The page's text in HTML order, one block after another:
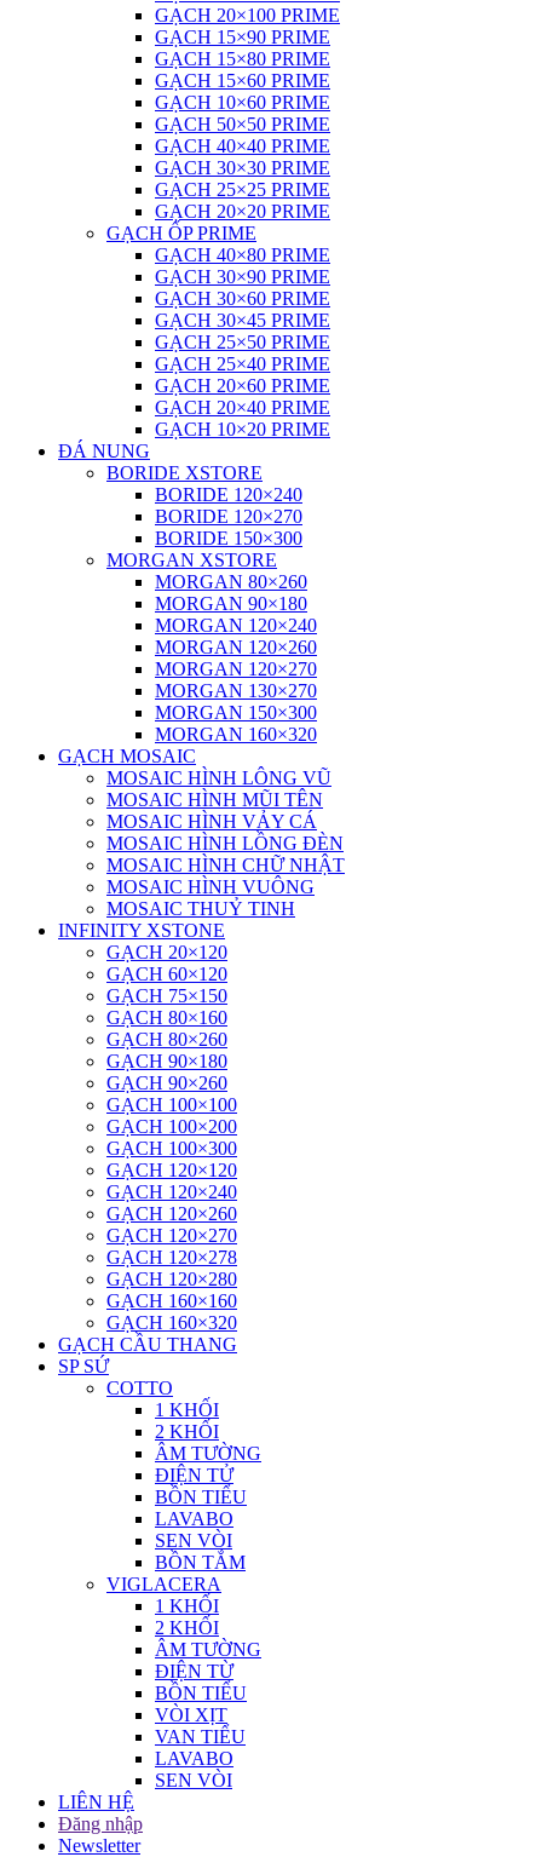
GẠCH 20×100 PRIME
GẠCH 15×90 PRIME
GẠCH 15×80 PRIME
GẠCH 15×60 PRIME
GẠCH 10×60 PRIME
GẠCH 50×50 PRIME
GẠCH 40×40 PRIME
GẠCH 30×30 PRIME
GẠCH 25×25 PRIME
GẠCH 20×20 PRIME
GẠCH ỐP PRIME
GẠCH 40×80 PRIME
GẠCH 30×90 PRIME
GẠCH 30×60 PRIME
GẠCH 30×45 PRIME
GẠCH 25×50 PRIME
GẠCH 25×40 PRIME
GẠCH 20×60 PRIME
GẠCH 20×40 PRIME
GẠCH 10×20 PRIME
ĐÁ NUNG
BORIDE XSTORE
BORIDE 120×240
BORIDE 120×270
BORIDE 150×300
MORGAN XSTORE
MORGAN 80×260
MORGAN 90×180
MORGAN 120×240
MORGAN 120×260
MORGAN 120×270
MORGAN 130×270
MORGAN 150×300
MORGAN 160×320
GẠCH MOSAIC
MOSAIC HÌNH LÔNG VŨ
MOSAIC HÌNH MŨI TÊN
MOSAIC HÌNH VẢY CÁ
MOSAIC HÌNH LỒNG ĐÈN
MOSAIC HÌNH CHỮ NHẬT
MOSAIC HÌNH VUÔNG
MOSAIC THUỶ TINH
INFINITY XSTONE
GẠCH 20×120
GẠCH 60×120
GẠCH 75×150
GẠCH 80×160
GẠCH 80×260
GẠCH 90×180
GẠCH 90×260
GẠCH 100×100
GẠCH 100×200
GẠCH 100×300
GẠCH 120×120
GẠCH 120×240
GẠCH 120×260
GẠCH 120×270
GẠCH 120×278
GẠCH 120×280
GẠCH 160×160
GẠCH 160×320
GẠCH CẦU THANG
SP SỨ
COTTO
1 KHỐI
2 KHỐI
ÂM TƯỜNG
ĐIỆN TỬ
BỒN TIỂU
LAVABO
SEN VÒI
BỒN TẮM
VIGLACERA
1 KHỐI
2 KHỐI
ÂM TƯỜNG
ĐIỆN TỪ
BỒN TIỂU
VÒI XỊT
VAN TIỂU
LAVABO
SEN VÒI
LIÊN HỆ
Đăng nhập
Newsletter